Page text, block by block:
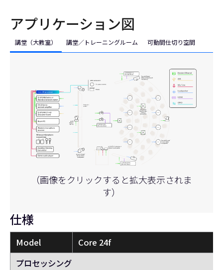
アプリケーション図
講堂（大教室） 講堂／トレーニングルーム 可動間仕切り空間
（画像をクリックすると拡大表示されま
す）
仕様
Model
Core 24f
プロセッシング